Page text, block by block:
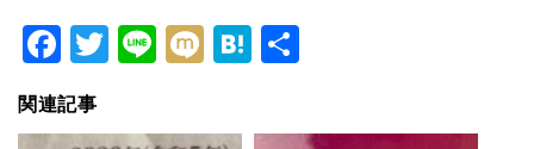
Facebook
Twitter
LineMixiHatena
関連記事